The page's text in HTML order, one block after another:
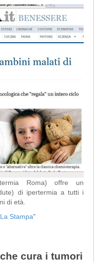
Roma) offre un
di ipertermia a tutti i
di età.
La Stampa"
cura i tumori